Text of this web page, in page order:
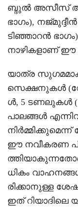
ബ്ദുൽ അസീസ്
ഭാഗം),
ടിഞ്ഞാറൻ
നാഴികളാണ് ഈ
യാത്ര
സെക്ഷനുകൾ
ൾ, 5 ടണലുകൾ
പാലങ്ങൾ
ഈ നവീകരണ
ധികം
രിക്കാനുള്ള
ഇത്